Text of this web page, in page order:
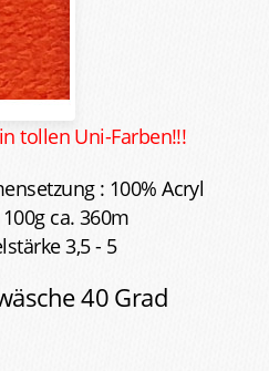
tollen Uni-Farben!!!
: 100% Acryl
ca. 360m
3,5 - 5
40 Grad